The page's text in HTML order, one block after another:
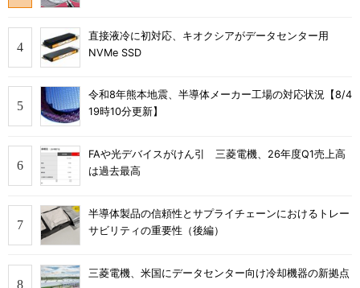
直接液冷に初対応、キオクシアがデータセンター用
NVMe SSD
令和8年熊本地震、半導体メーカー工場の対応状況【8/4
19時10分更新】
FAや光デバイスがけん引 三菱電機、26年度Q1売上高
は過去最高
半導体製品の信頼性とサプライチェーンにおけるトレー
サビリティの重要性（後編）
三菱電機、米国にデータセンター向け冷却機器の新拠点